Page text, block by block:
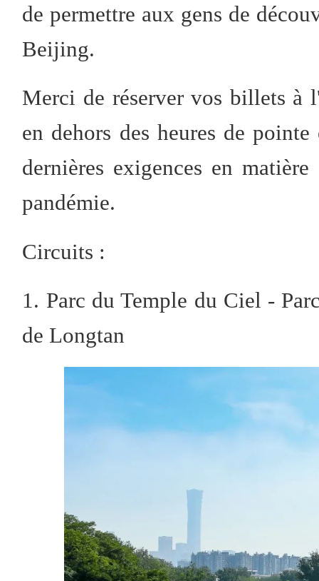
de permettre aux gens de
Beijing.
Merci de réserver vos billets à
en dehors des heures de
dernières exigences en
pandémie.
Circuits :
1. Parc du Temple du Ciel -
de Longtan